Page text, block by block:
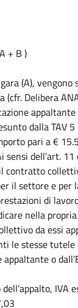
+ B )
(A), vengono
(cfr. Delibera
dalla TAV 5
pari a €
sensi dell’art. 11
contratto
il settore e per
di
nella
da essi
le stesse tutele
o
IVA